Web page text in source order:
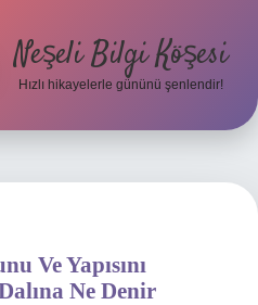
Neşeli Bilgi Köşesi
Hızlı hikayelerle gününü şenlendir!
Ve Yapısını
Ne Denir